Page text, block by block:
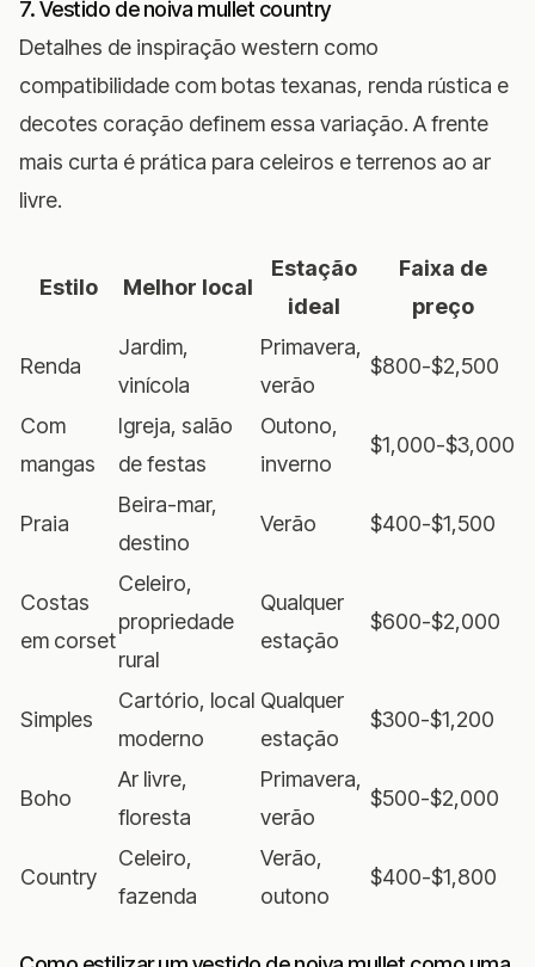
7. Vestido de noiva mullet country
Detalhes de inspiração western como
compatibilidade com botas texanas, renda rústica e
decotes coração definem essa variação. A frente
mais curta é prática para celeiros e terrenos ao ar
livre.
Estilo Melhor local
Estação
ideal
Faixa de
preço
Renda
Jardim,
vinícola
Primavera,
verão
$800-$2,500
Com
mangas
Igreja, salão
de festas
Outono,
inverno
$1,000-$3,000
Praia
Beira-mar,
destino
Verão $400-$1,500
Costas
em corset
Celeiro,
propriedade
rural
Qualquer
estação
$600-$2,000
Simples
Cartório, local
moderno
Qualquer
estação
$300-$1,200
Boho
Ar livre,
floresta
Primavera,
verão
$500-$2,000
Country
Celeiro,
fazenda
Verão,
outono
$400-$1,800